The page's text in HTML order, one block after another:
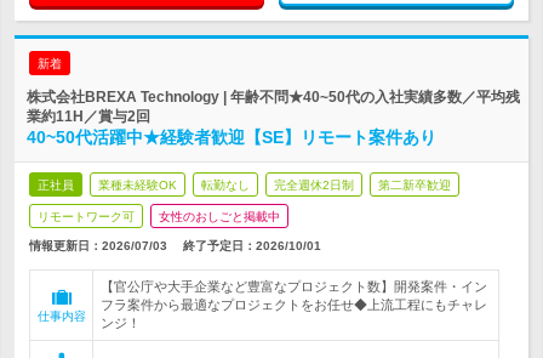
新着
株式会社BREXA Technology | 年齢不問★40~50代の入社実績多数／平均残
業約11H／賞与2回
40~50代活躍中★経験者歓迎【SE】リモート案件あり
正社員 業種未経験OK 転勤なし 完全週休2日制 第二新卒歓迎
リモートワーク可 女性のおしごと掲載中
情報更新日：2026/07/03 終了予定日： 2026/10/01
仕事内容
【官公庁や大手企業など豊富なプロジェクト数】開発案件・イン
フラ案件から最適なプロジェクトをお任せ◆上流工程にもチャレ
ンジ！